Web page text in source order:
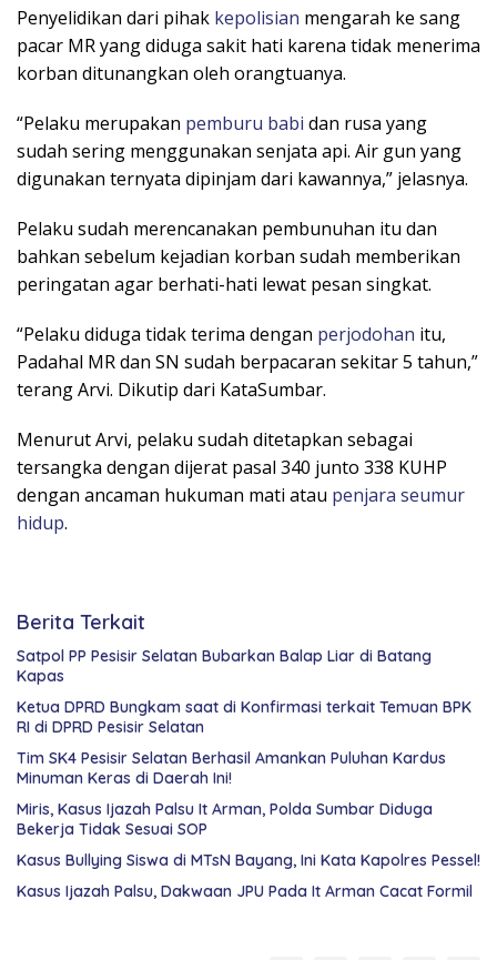
Penyelidikan dari pihak kepolisian mengarah ke sang
pacar MR yang diduga sakit hati karena tidak menerima
korban ditunangkan oleh orangtuanya.
“Pelaku merupakan pemburu babi dan rusa yang
sudah sering menggunakan senjata api. Air gun yang
digunakan ternyata dipinjam dari kawannya,” jelasnya.
Pelaku sudah merencanakan pembunuhan itu dan
bahkan sebelum kejadian korban sudah memberikan
peringatan agar berhati-hati lewat pesan singkat.
“Pelaku diduga tidak terima dengan perjodohan itu,
Padahal MR dan SN sudah berpacaran sekitar 5 tahun,”
terang Arvi. Dikutip dari KataSumbar.
Menurut Arvi, pelaku sudah ditetapkan sebagai
tersangka dengan dijerat pasal 340 junto 338 KUHP
dengan ancaman hukuman mati atau penjara seumur
hidup.
Berita Terkait
Satpol PP Pesisir Selatan Bubarkan Balap Liar di Batang
Kapas
Ketua DPRD Bungkam saat di Konfirmasi terkait Temuan BPK
RI di DPRD Pesisir Selatan
Tim SK4 Pesisir Selatan Berhasil Amankan Puluhan Kardus
Minuman Keras di Daerah Ini!
Miris, Kasus Ijazah Palsu It Arman, Polda Sumbar Diduga
Bekerja Tidak Sesuai SOP
Kasus Bullying Siswa di MTsN Bayang, Ini Kata Kapolres Pessel!
Kasus Ijazah Palsu, Dakwaan JPU Pada It Arman Cacat Formil